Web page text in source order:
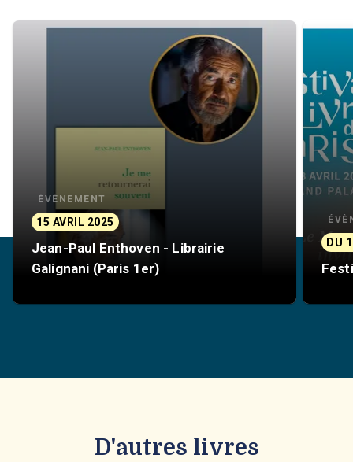
ÉVÈNEMENT
15 AVRIL 2025
Jean-Paul Enthoven - Librairie
Galignani (Paris 1er)
DU
D'autres livres